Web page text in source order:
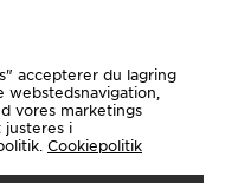
accepterer du lagring
webstedsnavigation,
vores marketings
justeres i
Cookiepolitik